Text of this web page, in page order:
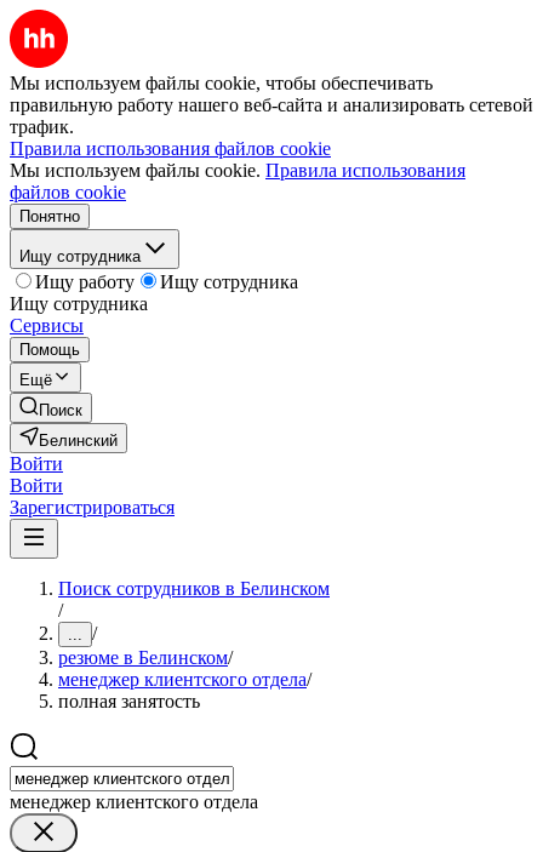
Мы используем файлы cookie, чтобы обеспечивать
правильную работу нашего веб-сайта и анализировать сетевой
трафик.
Правила использования файлов cookie
Мы используем файлы cookie. Правила использования
файлов cookie
Понятно
Ищу сотрудника
Ищу работу
Ищу сотрудника
Ищу сотрудника
Сервисы
Помощь
Ещё
Поиск
Белинский
Войти
Войти
Зарегистрироваться
Поиск сотрудников в Белинском
/
... /
резюме в Белинском/
менеджер клиентского отдела/
полная занятость
менеджер клиентского отдела